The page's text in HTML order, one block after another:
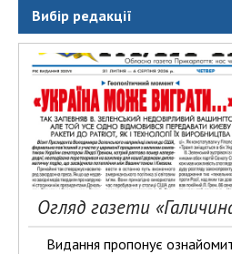
Вибір редакції
Огляд газети
Видання пропонує